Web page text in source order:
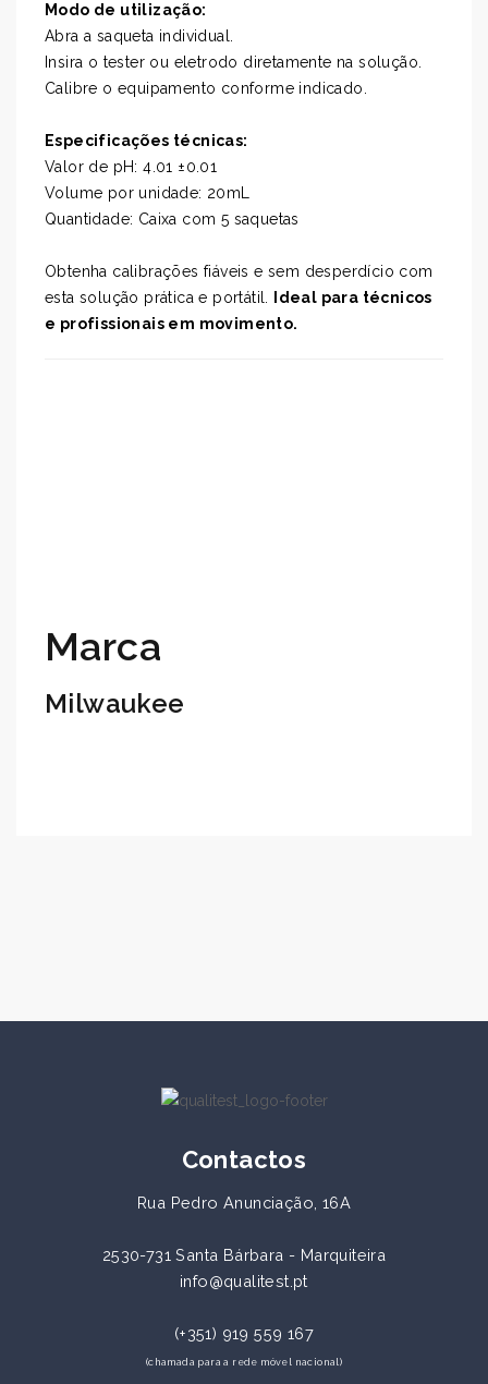
Modo de utilização:
Abra a saqueta individual.
Insira o tester ou eletrodo diretamente na solução.
Calibre o equipamento conforme indicado.
Especificações técnicas:
Valor de pH: 4.01 ±0.01
Volume por unidade: 20mL
Quantidade: Caixa com 5 saquetas
Obtenha calibrações fiáveis e sem desperdício com
esta solução prática e portátil.
Ideal para técnicos
e profissionais em movimento.
Marca
Milwaukee
Contactos
Rua Pedro Anunciação, 16A
2530-731 Santa Bárbara - Marquiteira
info@qualitest.pt
(+351) 919 559 167
(chamada para a rede móvel nacional)